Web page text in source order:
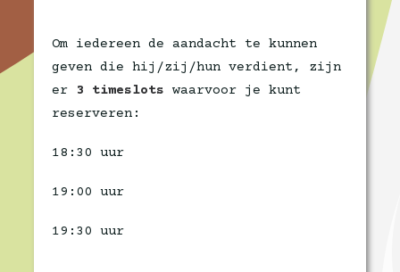
Om iedereen de aandacht te kunnen
geven die hij/zij/hun verdient, zijn
er
3 timeslots waarvoor je kunt
reserveren:
18:30 uur
19:00 uur
19:30 uur